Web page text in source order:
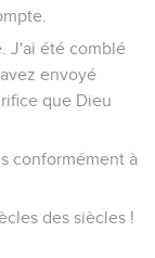
J'ai été comblé
envoyé
que Dieu
conformément à
des siècles !